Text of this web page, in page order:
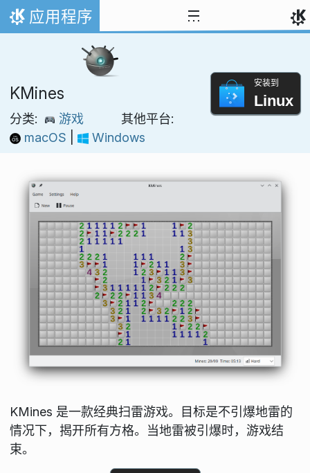
跳至内容
首页
应用程序
KMines
分类: 游戏
其他平台:
macOS
Windows
安装到
Linux
KMines 是一款经典扫雷游戏。目标是不引爆地雷的
情况下，揭开所有方格。当地雷被引爆时，游戏结
束。